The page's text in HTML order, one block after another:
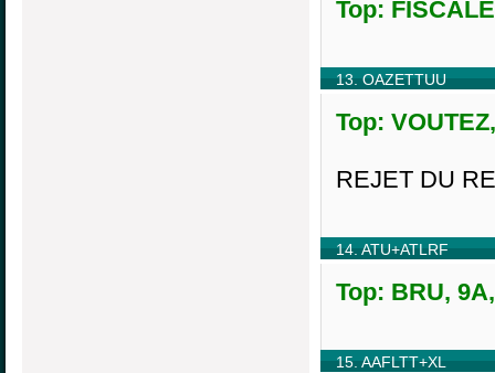
Top:
13. OAZETTUU
Top:
REJET DU
14. ATU+ATLRF
Top: BRU,
15. AAFLTT+XL